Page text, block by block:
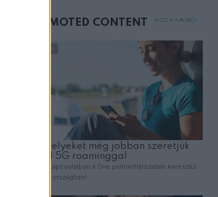
mellettem ült az első